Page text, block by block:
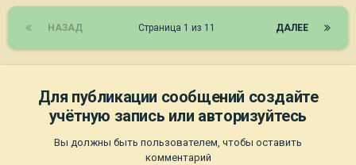
НАЗАД ДАЛЕЕ
Страница 1 из 11
Для публикации сообщений создайте
учётную запись или авторизуйтесь
Вы должны быть пользователем, чтобы оставить
комментарий